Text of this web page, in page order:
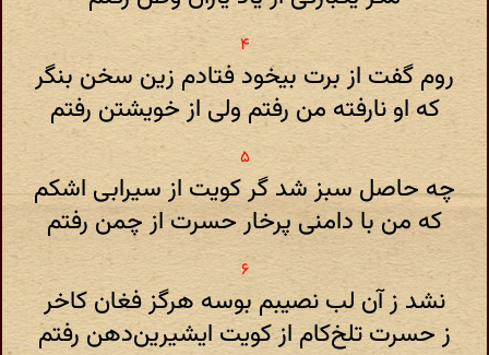
روم گفت از برت بیخود فتادم زین سخن بنگر
که او نارفته من رفتم ولی از خویشتن رفتم
چه حاصل سبز شد گر کویت از سیرابی اشکم
که من با دامنی پرخار حسرت از چمن رفتم
نشد ز آن لب نصیبم بوسه هرگز فغان کاخر
ز حسرت تلخ‌کام از کویت ایشیرین‌دهن رفتم